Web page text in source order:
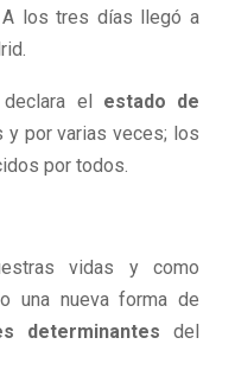
los tres días llegó a
el estado de
y por varias veces; los
por todos.
vidas y como
una nueva forma de
determinantes del